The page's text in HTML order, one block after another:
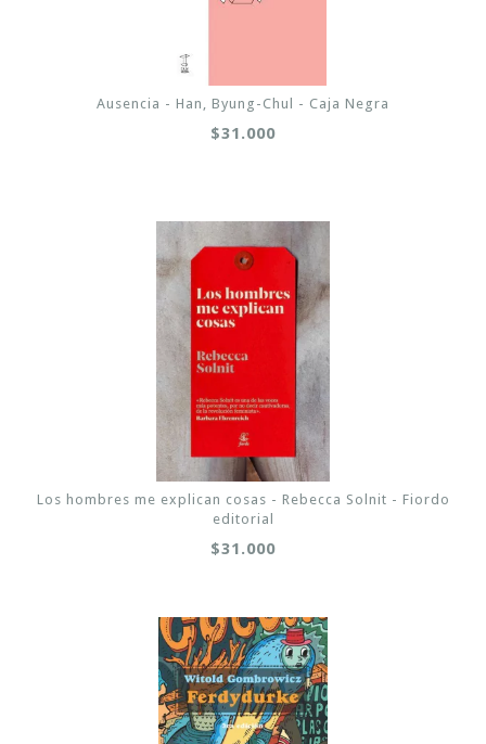
Ausencia - Han, Byung-Chul - Caja Negra
$31.000
Los hombres me explican cosas - Rebecca Solnit - Fiordo
editorial
$31.000